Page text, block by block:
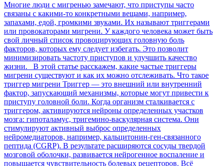
Многие люди с мигренью замечают, что приступы часто
связаны с какими-то конкретными вещами, например,
запахами, едой, громкими звуками. Их называют триггерами
или провокаторами мигрени. У каждого человека может быть
свой личный список провоцирующих головную боль
факторов, которых ему следует избегать. Это позволит
минимизировать частоту приступов и улучшить качество
жизни. В этой статье расскажем, какие частые триггеры
мигрени существуют и как их можно отслеживать. Что такое
триггер мигрени Триггер — это внешний или внутренний
фактор, запускающий механизмы, которые могут привести к
приступу головной боли. Когда организм сталкивается с
триггером, активируются нейроны определенных участков
мозга: гипоталамус, тригемино-васкулярная система. Они
стимулируют активный выброс определенных
нейромедиаторов, например, кальцитонин-ген-связанного
пептида (CGRP). В результате расширяются сосуды твердой
мозговой оболочки, развивается нейрогенное воспаление и
повышается чувствительность болевых рецепторов. Всё